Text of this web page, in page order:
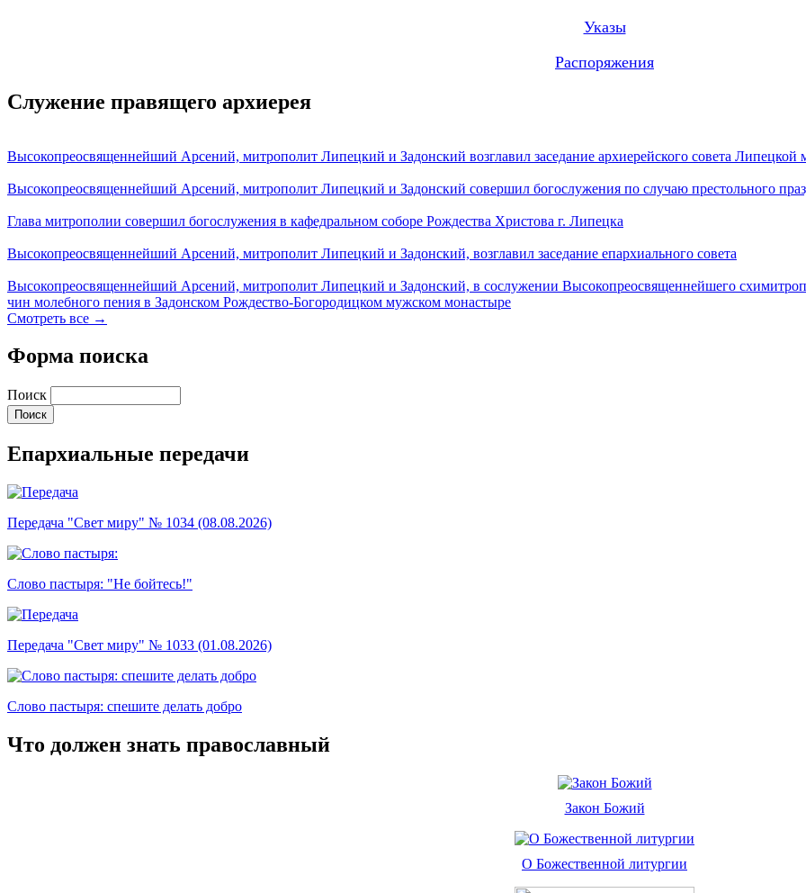
Указы
Распоряжения
Служение правящего архиерея
Высокопреосвященнейший Арсений, митрополит Липецкий и Задонский возглавил заседание архиерейского совета Липецкой
Высокопреосвященнейший Арсений, митрополит Липецкий и Задонский совершил богослужения по случаю престольного
Глава митрополии совершил богослужения в кафедральном соборе Рождества Христова г. Липецка
Высокопреосвященнейший Арсений, митрополит Липецкий и Задонский, возглавил заседание епархиального совета
Высокопреосвященнейший Арсений, митрополит Липецкий и Задонский, в сослужении Высокопреосвященнейшего
чин молебного пения в Задонском Рождество-Богородицком мужском монастыре
Смотреть все →
Форма поиска
Поиск
Епархиальные передачи
Передача "Свет миру" № 1034 (08.08.2026)
Слово пастыря: "Не бойтесь!"
Передача "Свет миру" № 1033 (01.08.2026)
Слово пастыря: спешите делать добро
Что должен знать православный
Закон Божий
О Божественной литургии